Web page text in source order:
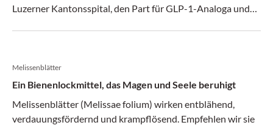
Luzerner Kantonsspital, den Part für GLP-1-Analoga und
Hemmer.
Melissenblätter
Ein Bienenlockmittel, das Magen und Seele beruhigt
Melissenblätter (Melissae folium) wirken entblähend,
verdauungsfördernd und krampflösend. Empfehlen wir sie